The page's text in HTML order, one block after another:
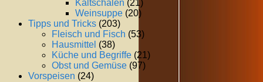
Kaltschalen (21)
Weinsuppe (20)
Tipps und Tricks (203)
Fleisch und Fisch (53)
Hausmittel (38)
Küche und Begriffe (21)
Obst und Gemüse (97)
Vorspeisen (24)